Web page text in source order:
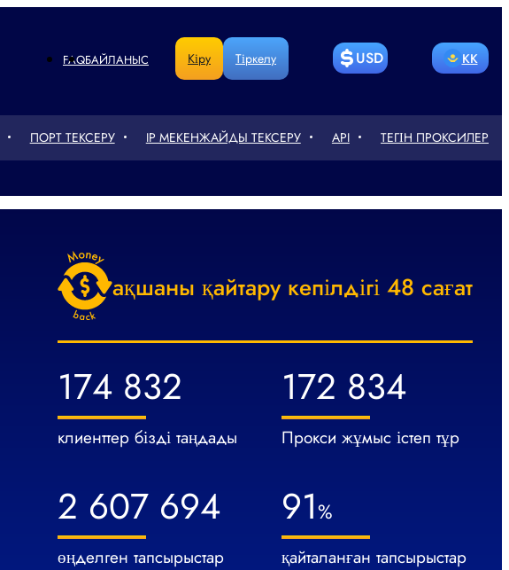
FAQБАЙЛАНЫС Кіру Тіркелу USD
ГРИВНЯ ТЕҢГЕСІ
人民币
POUND
STERLING
KK
FR PT
RO NL
ПОРТ ТЕКСЕРУ IP МЕКЕНЖАЙДЫ ТЕКСЕРУ API ТЕГІН ПРОКСИЛЕР
ақшаны қайтару кепілдігі 48 сағат
клиенттер бізді таңдады
174 832
Прокси жұмыс істеп тұр
172 834
өңделген тапсырыстар
2 607 694
қайталанған тапсырыстар
91%